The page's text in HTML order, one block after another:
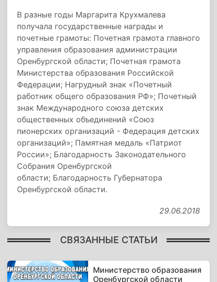
В разные годы Маргарита Крухмалева
получала государственные награды и
почетные грамоты: Почетная грамота главного
управления образования администрации
Оренбургской области; Почетная грамота
Министерства образования Российской
Федерации; Нагрудный знак «Почетный
работник общего образования РФ»; Почетный
знак Международного союза детских
общественных объединений «Союз
пионерских организаций - Федерация детских
организаций»; Памятная медаль «Патриот
России»; Благодарность Законодательного
Собрания Оренбургской
области; Благодарность Губернатора
Оренбургской области.
29.06.2018
СВЯЗАННЫЕ СТАТЬИ
Министерство образования
Оренбургской области